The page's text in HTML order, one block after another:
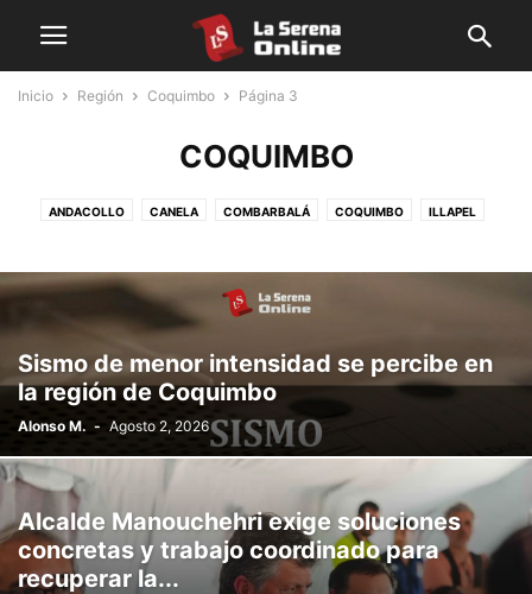
Inicio Región Coquimbo Página 3
COQUIMBO
ANDACOLLO CANELA COMBARBALÁ COQUIMBO ILLAPEL
PAIHUANO PUNITAQUI RIOHURTADO SALAMANCA TONGOY
VICUÑA
Sismo de menor intensidad se percibe en
la región de Coquimbo
Alonso M. - Agosto 2, 2026
Alcalde Manouchehri exige soluciones
concretas y trabajo coordinado para
recuperar la...